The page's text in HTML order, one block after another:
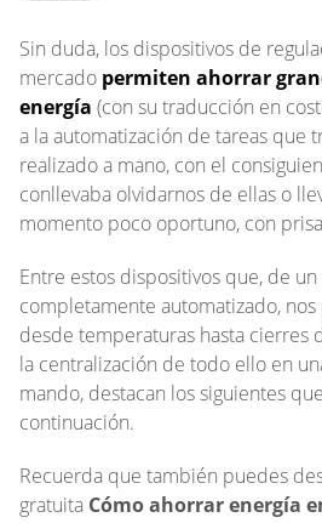
Sin duda, los dispositivos de
mercado permiten ahorrar
energía (con su traducción en
a la automatización de tareas que
realizado a mano, con el
conllevaba olvidarnos de ellas o
momento poco oportuno, con
Entre estos dispositivos que, de
completamente automatizado,
desde temperaturas hasta cierres
la centralización de todo ello en
mando, destacan los siguientes
continuación.
Recuerda que también puedes
gratuita Cómo ahorrar energía